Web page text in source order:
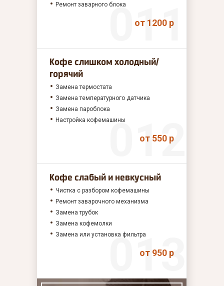
Ремонт заварного блока
от 1200 р
Кофе слишком холодный/
горячий
Замена термостата
Замена температурного датчика
Замена пароблока
Настройка кофемашины
от 550 р
Кофе слабый и невкусный
Чистка с разбором кофемашины
Ремонт заварочного механизма
Замена трубок
Замена кофемолки
Замена или установка фильтра
от 950 р